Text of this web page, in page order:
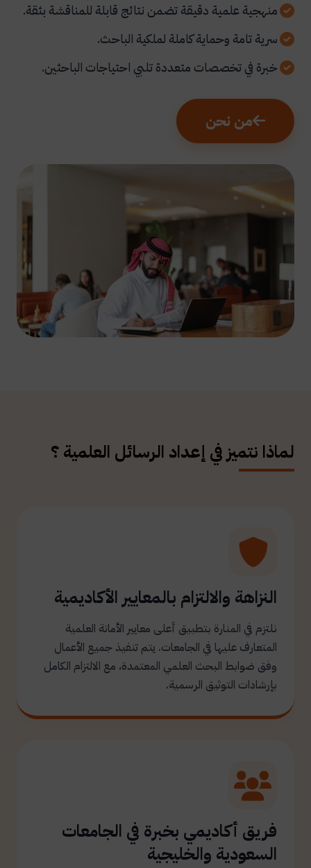
منهجية علمية دقيقة تضمن نتائج قابلة للمناقشة بثقة.
سرية تامة وحماية كاملة لملكية الباحث.
خبرة في تخصصات متعددة تلبي احتياجات الباحثين.
من نحن
لماذا نتميز في إعداد الرسائل العلمية ؟
النزاهة والالتزام بالمعايير الأكاديمية
نلتزم في المنارة بتطبيق أعلى معايير الأمانة العلمية
المتعارف عليها في الجامعات. يتم تنفيذ جميع الأعمال
وفق ضوابط البحث العلمي المعتمدة، مع الالتزام الكامل
بإرشادات التوثيق الرسمية.
فريق أكاديمي بخبرة في الجامعات
السعودية والخليجية